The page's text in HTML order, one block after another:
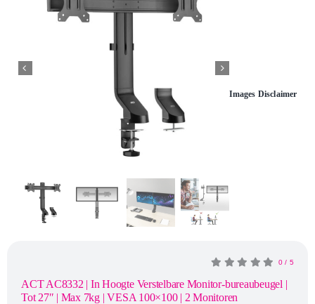
Openingstijden
Contact
Images Disclaimer
0 / 5
ACT AC8332 | In Hoogte Verstelbare Monitor-bureaubeugel |
Tot 27″ | Max 7kg | VESA 100×100 | 2 Monitoren